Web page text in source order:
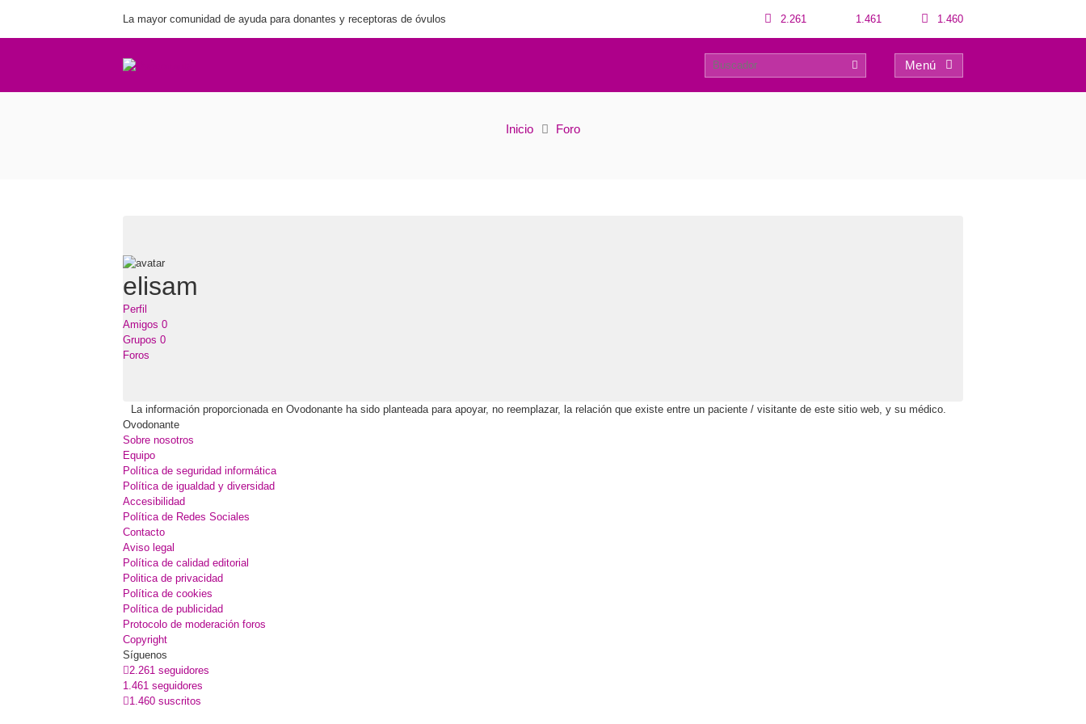
La mayor comunidad de ayuda para donantes y receptoras de óvulos 2.261 1.461 1.460
Menú
Usuarios
0 0
Inicio Foro
elisam
Perfil
Amigos 0
Grupos 0
Foros
La información proporcionada en Ovodonante ha sido planteada para apoyar, no reemplazar, la relación que existe entre un paciente / visitante de este sitio web, y su médico.
Ovodonante
Sobre nosotros
Equipo
Política de seguridad informática
Política de igualdad y diversidad
Accesibilidad
Política de Redes Sociales
Contacto
Aviso legal
Política de calidad editorial
Politica de privacidad
Política de cookies
Política de publicidad
Protocolo de moderación foros
Copyright
Síguenos
2.261 seguidores
1.461 seguidores
1.460 suscritos